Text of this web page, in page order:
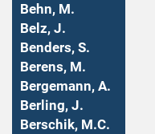
Behn, M.
Belz, J.
Benders, S.
Berens, M.
Bergemann, A.
Berling, J.
Berschik, M.C.